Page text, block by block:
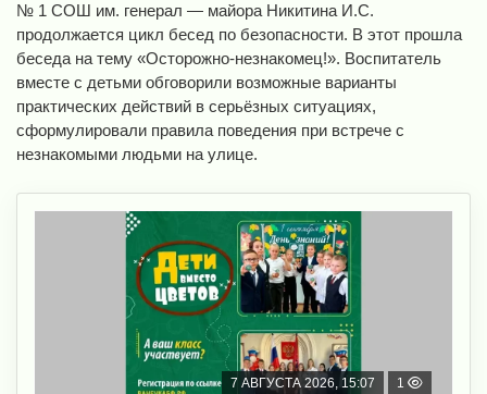
№ 1 СОШ им. генерал — майора Никитина И.С.
продолжается цикл бесед по безопасности. В этот прошла
беседа на тему «Осторожно-незнакомец!». Воспитатель
вместе с детьми обговорили возможные варианты
практических действий в серьёзных ситуациях,
сформулировали правила поведения при встрече с
незнакомыми людьми на улице.
7 АВГУСТА 2026, 15:07 1